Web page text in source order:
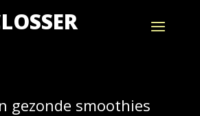
gezonde smoothies